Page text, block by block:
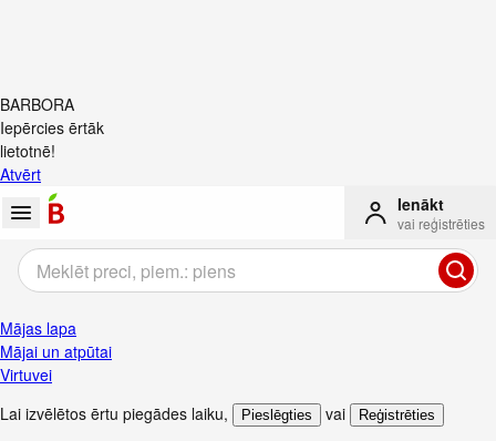
BARBORA
Iepērcies ērtāk
lietotnē!
Atvērt
Ienākt
vai reģistrēties
Mājas lapa
Mājai un atpūtai
Virtuvei
Lai izvēlētos ērtu piegādes laiku, Pieslēgties vai Reģistrēties